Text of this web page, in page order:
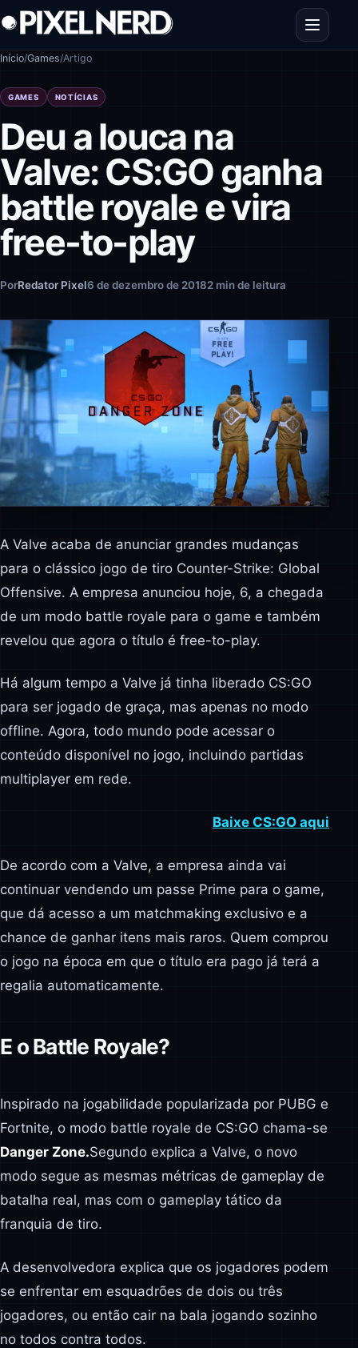
Pular para o conteúdo
Abrir
Início/Games/Artigo
GAMES NOTÍCIAS
Deu a louca na
Valve: CS:GO ganha
battle royale e vira
free-to-play
PorRedator Pixel6 de dezembro de 20182 min de leitura
A Valve acaba de anunciar grandes mudanças
para o clássico jogo de tiro Counter-Strike: Global
Offensive. A empresa anunciou hoje, 6, a chegada
de um modo battle royale para o game e também
revelou que agora o título é free-to-play.
Há algum tempo a Valve já tinha liberado CS:GO
para ser jogado de graça, mas apenas no modo
offline. Agora, todo mundo pode acessar o
conteúdo disponível no jogo, incluindo partidas
multiplayer em rede.
Baixe CS:GO aqui
De acordo com a Valve, a empresa ainda vai
continuar vendendo um passe Prime para o game,
que dá acesso a um matchmaking exclusivo e a
chance de ganhar itens mais raros. Quem comprou
o jogo na época em que o título era pago já terá a
regalia automaticamente.
E o Battle Royale?
Inspirado na jogabilidade popularizada por PUBG e
Fortnite, o modo battle royale de CS:GO chama-se
Danger Zone.Segundo explica a Valve, o novo
modo segue as mesmas métricas de gameplay de
batalha real, mas com o gameplay tático da
franquia de tiro.
A desenvolvedora explica que os jogadores podem
se enfrentar em esquadrões de dois ou três
jogadores, ou então cair na bala jogando sozinho
no todos contra todos.